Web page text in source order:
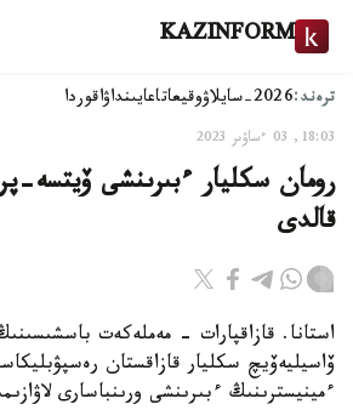
KAZINFORM
ترەند:2026-سايلاۋ وقيعاتاعايىنداۋاقوردا
18:03, 03 ءساۋىر 2023
رومان سكليار ءبىرىنشى ۆيتسە-
قالدى
استانا. قازاقپارات - مەملەكەت
ۆاسيليەۆيچ سكليار قازاقستان
ءمينيسترىنىڭ ءبىرىنشى ورىنباسارى